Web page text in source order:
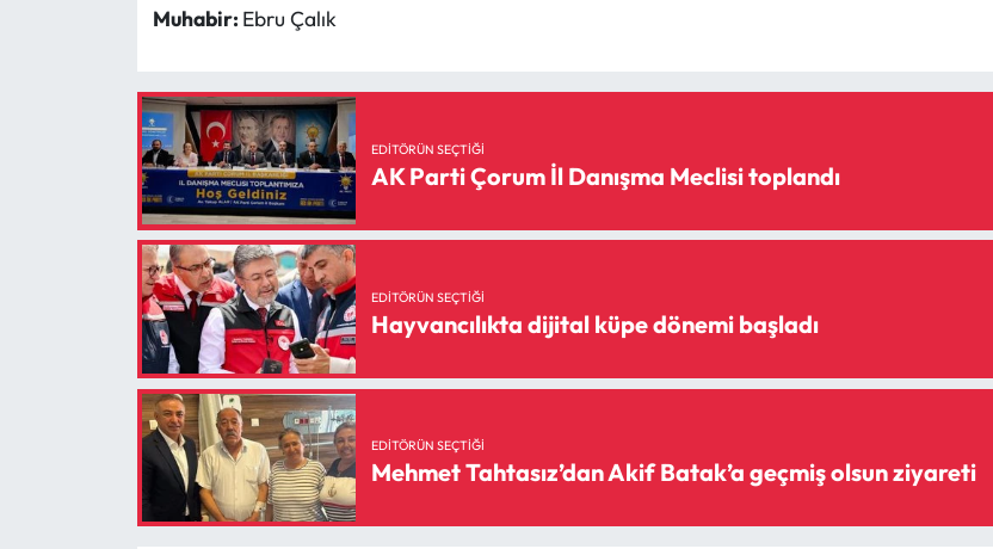
Muhabir: Ebru Çalık
EDITÖRÜN SEÇTIĞI
AK Parti Çorum İl Danışma Meclisi toplandı
EDITÖRÜN SEÇTIĞI
Hayvancılıkta dijital küpe dönemi başladı
EDITÖRÜN SEÇTIĞI
Mehmet Tahtasız’dan Akif Batak’a geçmiş olsun ziyareti
Resmi Reklam
Sungurlu Haberleri
Uğurludağ Haberleri